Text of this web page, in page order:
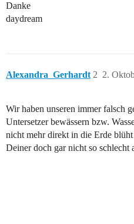
Danke
daydream
Alexandra_Gerhardt 2.
2
Wir haben unseren immer falsch
Untersetzer bewässern bzw.
nicht mehr direkt in die Erde
Deiner doch gar nicht so schlecht